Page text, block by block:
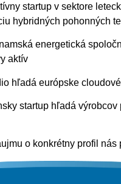
startup v sektore
hybridných pohonných
energetická
aktív
hľadá európske
startup hľadá
o konkrétny profil